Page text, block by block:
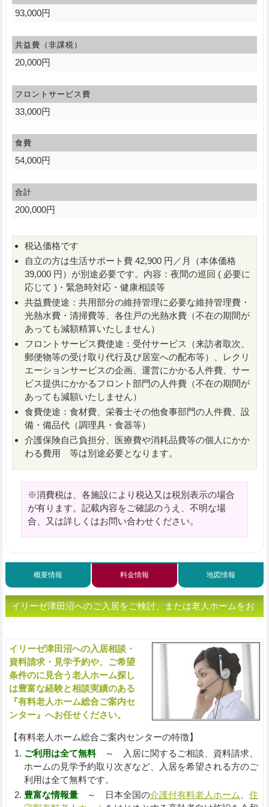
93,000円
共益費（非課税）
20,000円
フロントサービス費
33,000円
食費
54,000円
合計
200,000円
税込価格です
自立の方は生活サポート費 42,900 円／月（本体価格
39,000 円）が別途必要です。内容：夜間の巡回 ( 必要に
応じて )・緊急時対応・健康相談等
共益費使途：共用部分の維持管理に必要な維持管理費・
光熱水費・清掃費等、各住戸の光熱水費（不在の期間が
あっても減額精算いたしません）
フロントサービス費使途：受付サービス（来訪者取次、
郵便物等の受け取り代行及び居室への配布等）、レクリ
エーションサービスの企画、運営にかかる人件費、サー
ビス提供にかかるフロント部門の人件費（不在の期間が
あっても減額いたしません）
食費使途：食材費、栄養士その他食事部門の人件費、設
備・備品代（調理具・食器等）
介護保険自己負担分、医療費や消耗品費等の個人にかか
わる費用 等は別途必要となります。
※消費税は、各施設により税込又は税別表示の場合
が有ります。記載内容をご確認のうえ、不明な場
合、又は詳しくはお問い合わせください。
概要情報 料金情報 地図情報
イリーゼ津田沼へのご入居をご検討、または老人ホームをお
イリーゼ津田沼への入居相談・
資料請求・見学予約や、ご希望
条件のに見合う老人ホーム探し
は豊富な経験と相談実績のある
『有料老人ホーム総合ご案内セ
ンター』へお任せください。
【有料老人ホーム総合ご案内センターの特徴】
ご利用は全て無料～ 入居に関するご相談、資料請求、
ホームの見学予約取り次ぎなど、入居を希望される方のご
利用は全て無料です。
豊富な情報量～ 日本全国の介護付有料老人ホーム
住